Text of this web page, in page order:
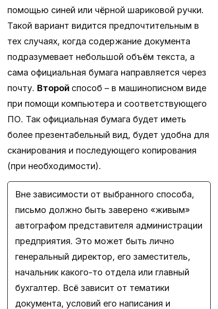
помощью синей или чёрной шариковой ручки.
Такой вариант видится предпочтительным в
тех случаях, когда содержание документа
подразумевает небольшой объём текста, а
сама официальная бумага направляется через
почту. Второй способ – в машинописном виде
при помощи компьютера и соответствующего
ПО. Так официальная бумага будет иметь
более презентабельный вид, будет удобна для
сканирования и последующего копирования
(при необходимости).
Вне зависимости от выбранного способа,
письмо должно быть заверено «живым»
автографом представителя администрации
предприятия. Это может быть лично
генеральный директор, его заместитель,
начальник какого-то отдела или главный
бухгалтер. Всё зависит от тематики
документа, условий его написания и